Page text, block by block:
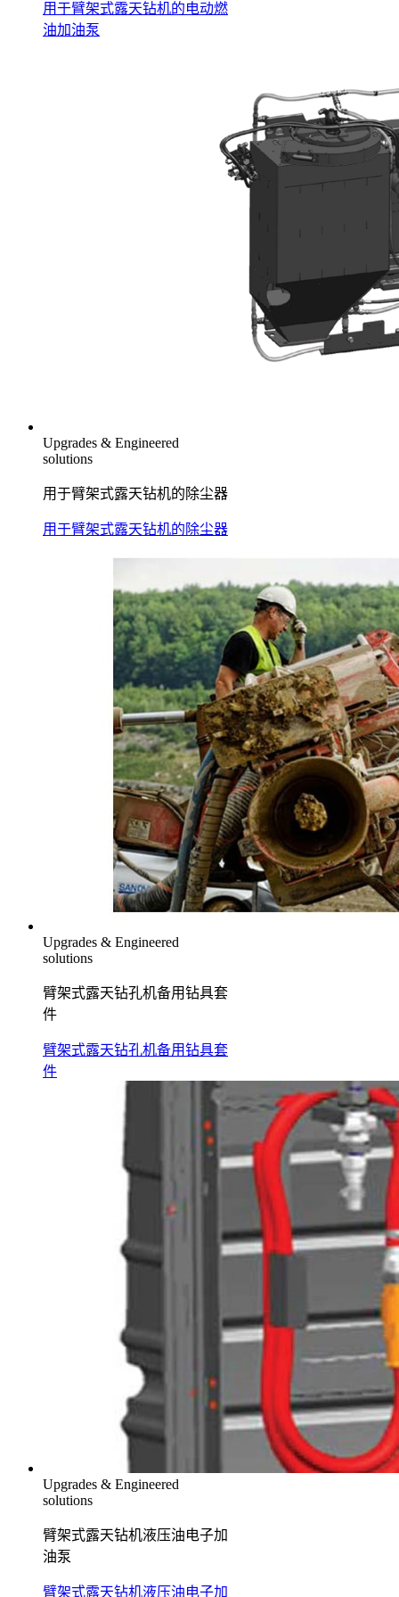
用于臂架式露天钻机的电动燃
油加油泵
Upgrades & Engineered
solutions
用于臂架式露天钻机的除尘器
用于臂架式露天钻机的除尘器
Upgrades & Engineered
solutions
臂架式露天钻孔机备用钻具套
件
臂架式露天钻孔机备用钻具套
件
Upgrades & Engineered
solutions
臂架式露天钻机液压油电子加
油泵
臂架式露天钻机液压油电子加